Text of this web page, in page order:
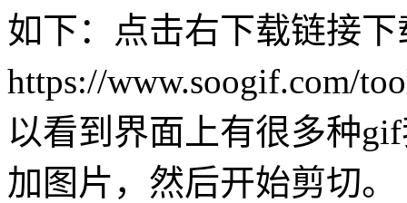
如下：点击右下载链接
https://www.soogif.com/
以看到界面上有很多种
加图片，然后开始剪切